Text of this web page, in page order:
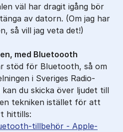
väl har dragit igång bör
av datorn. (Om jag har
så vill jag veta det!)
med Bluetoooth
stöd för Bluetooth, så om
i Sveriges Radio-
kan du skicka över ljudet till
tekniken istället för att
hittills:
tillbehör - Apple-